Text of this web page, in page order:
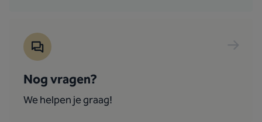
Nog vragen?
We helpen je graag!